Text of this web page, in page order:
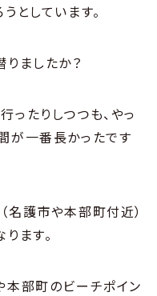
としています。
ましたか？
たりしつつも、やっ
が一番長かったです
名護市や本部町付近）
ます。
本部町のビーチポイン